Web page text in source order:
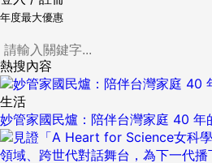
年度最大優惠
熱搜內容
生活
妙管家國民爐：陪伴台灣家庭 40 年